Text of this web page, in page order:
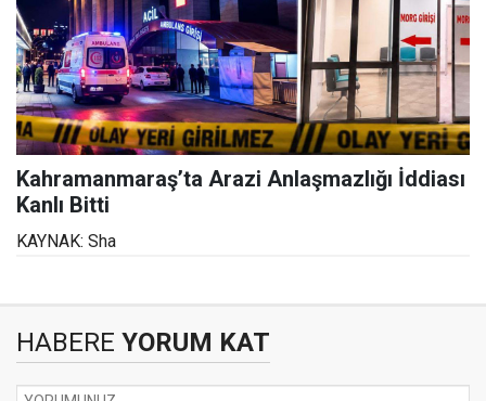
Kahramanmaraş’ta Arazi Anlaşmazlığı İddiası
Kanlı Bitti
KAYNAK: Sha
HABERE YORUM KAT